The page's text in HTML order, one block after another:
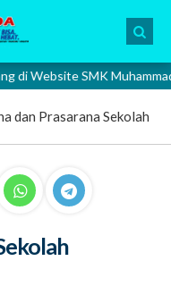
Website SMK
dan Prasarana Sekolah